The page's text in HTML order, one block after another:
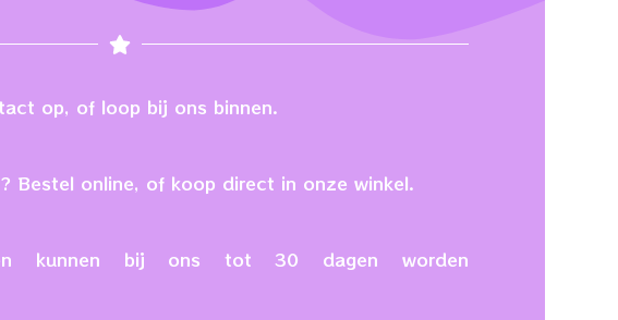
op, of loop bij ons binnen.
Bestel online, of koop direct in onze winkel.
kunnen bij ons tot 30 dagen worden